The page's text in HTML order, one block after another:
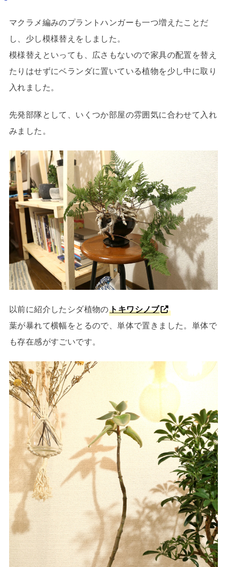
マクラメ編みのプラントハンガーも一つ増えたことだ
し、少し模様替えをしました。
模様替えといっても、広さもないので家具の配置を替え
たりはせずにベランダに置いている植物を少し中に取り
入れました。
先発部隊として、いくつか部屋の雰囲気に合わせて入れ
みました。
以前に紹介したシダ植物のトキワシノブ
葉が暴れて横幅をとるので、単体で置きました。単体で
も存在感がすごいです。